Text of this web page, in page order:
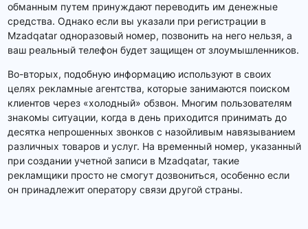
обманным путем принуждают переводить им денежные
средства. Однако если вы указали при регистрации в
Mzadqatar одноразовый номер, позвонить на него нельзя, а
ваш реальный телефон будет защищен от злоумышленников.
Во-вторых, подобную информацию используют в своих
целях рекламные агентства, которые занимаются поиском
клиентов через «холодный» обзвон. Многим пользователям
знакомы ситуации, когда в день приходится принимать до
десятка непрошенных звонков с назойливым навязыванием
различных товаров и услуг. На временный номер, указанный
при создании учетной записи в Mzadqatar, такие
рекламщики просто не смогут дозвониться, особенно если
он принадлежит оператору связи другой страны.